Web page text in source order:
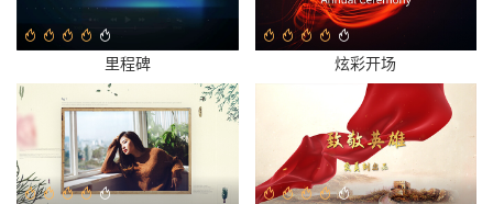
里程碑 炫彩开场